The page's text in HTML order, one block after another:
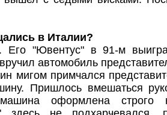
в Италии?
"Ювентус" в 91-м
автомобиль
мигом примчался
Пришлось вмешаться
оформлена строго